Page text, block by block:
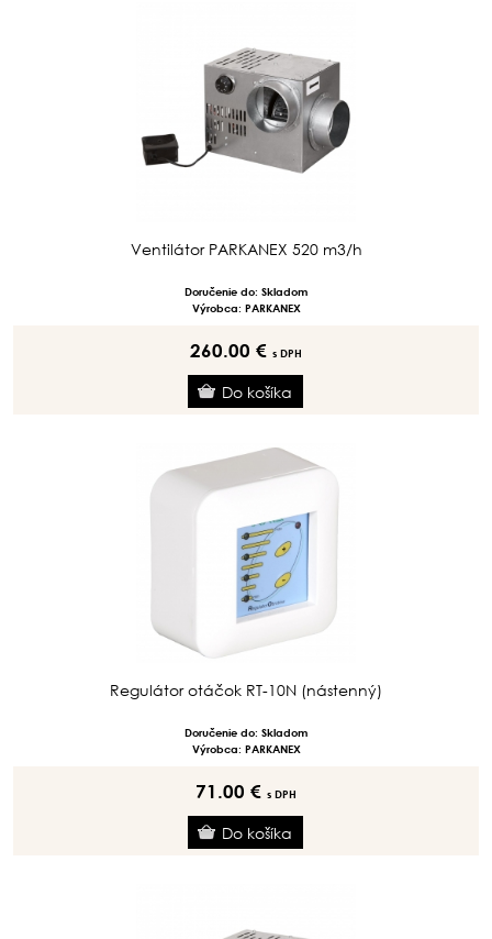
Ventilátor PARKANEX 520 m3/h
Doručenie do: Skladom
Výrobca: PARKANEX
260.00 € s DPH
Regulátor otáčok RT-10N (nástenný)
Doručenie do: Skladom
Výrobca: PARKANEX
71.00 € s DPH